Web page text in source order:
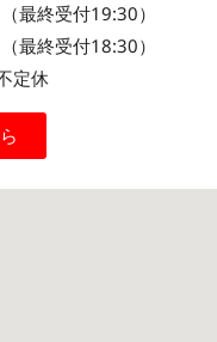
受付19:30）
終受付18:30）
休